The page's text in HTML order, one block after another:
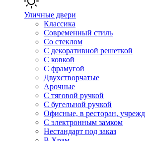
Уличные двери
Классика
Современный стиль
Со стеклом
С декоративной решеткой
С ковкой
С фрамугой
Двухстворчатые
Арочные
С тяговой ручкой
С бугельной ручкой
Офисные, в ресторан,
С электронным замком
Нестандарт под заказ